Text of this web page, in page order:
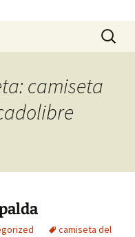
Buscar:
camiseta
camiseta del